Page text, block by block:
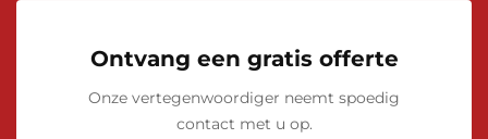
Ontvang een gratis offerte
Onze vertegenwoordiger neemt spoedig
contact met u op.